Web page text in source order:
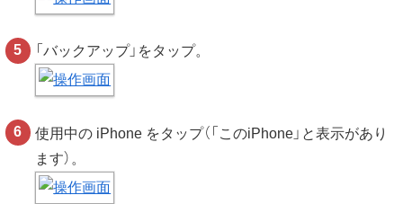
「バックアップ」をタップ。
使用中の iPhone をタップ（「このiPhone」と表示があり
ます）。